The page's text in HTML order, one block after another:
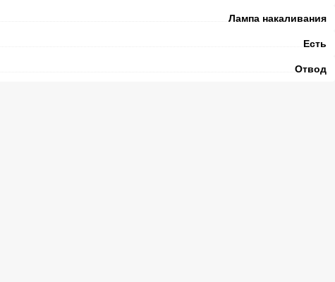
Лампа накаливания
Есть
Отвод